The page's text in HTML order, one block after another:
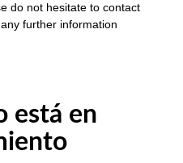
do not hesitate to contact
further information
está en